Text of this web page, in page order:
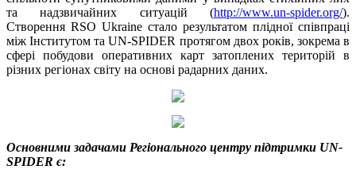
та надзвичайних ситуацій (http://www.un-spider.org/).
Створення RSO Ukraine стало результатом плідної співпраці
між Інститутом та UN-SPIDER протягом двох років, зокрема в
сфері побудови оперативних карт затоплених територій в
різних регіонах світу на основі радарних даних.
Основними задачами Регіонального центру підтримки UN-
SPIDER є: